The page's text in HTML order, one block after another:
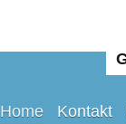
Home Kontakt